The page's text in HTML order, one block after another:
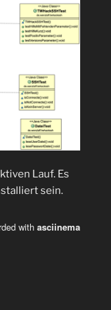
Lauf. Es
sein.